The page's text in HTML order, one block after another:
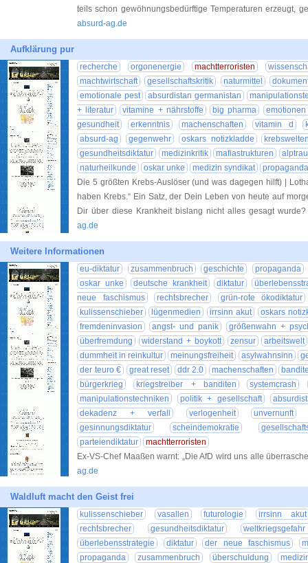
teils schon gewöhnungsbedürftige Temperaturen erzeugt,
absurd-ag.de
Aufklärung pur
recherche orgonenergie machtterroristen
machtwirtschaft
gesellschaftskritik naturmittel
emotionale pest
absurdistan germanistan
+ literatur
vitamine + nährstoffe big pharma
gesundheit
erkenntnis machenschaften vitamin d
absurd-ag
gegenwehr oskars notizkladde
gesundheitsdiktatur
medizinkritik mafiastrukturen
naturheilkunde
oskar unke medizin syndikat
propaganda
Die 5 größten Krebs-Auslöser (und was dagegen hilft) |
haben Krebs.“ Ein Satz, der Dein Leben von heute auf
Dir über diese Krankheit bislang nicht alles gesagt
ag.de
Weitere Informationen
eu-diktatur zusammenbruch geschichte
propaganda
oskar unke
deutsche krankheit diktatur
neue faschismus
rechtsbrecher
grün-rote ökodiktatur
kulissenschieber
lügenmedien irrsinn akut
oskars
fremdeninvasion
angst- und panik
größenwahn +
überfremdung
widerstand + boykott zensur
arbeitswelt
dummheit in reinkultur
meinungsfreiheit asylwahnsinn
der teuro €
great reset ddr 2.0 machenschaften
bürgerkrieg
kriegstreiber + banditen
systemcrash
manipulationstechniken
politik + gesellschaft
dekadenz + verfall
verlogenheit
unvernunft
gesinnungsdiktatur
scheindemokratie
parteiendiktatur
machtterroristen
Ex-VS-Chef Maaßen warnt: „Die AfD wird uns alle
ag.de
Waldluft macht den Geist frei
kulissenschieber vasallen futurologie
irrsinn akut
rechtsbrecher
gesundheitsdiktatur
überlebensstrategie
diktatur der neue faschismus
propaganda
zusammenbruch überschuldung